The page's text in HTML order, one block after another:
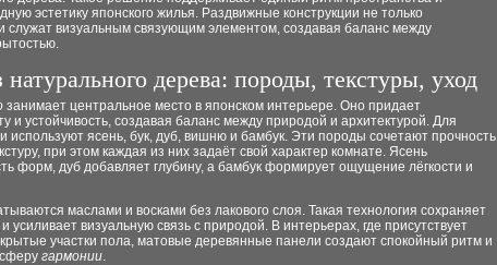
эстетику японского жилья. Раздвижные конструкции не только
служат визуальным связующим элементом, создавая баланс между
дерева: породы, текстуры, уход
занимает центральное место в японском интерьере. Оно придает
и устойчивость, создавая баланс между природой и архитектурой. Для
используют ясень, бук, дуб, вишню и бамбук. Эти породы сочетают прочность
при этом каждая из них задаёт свой характер комнате. Ясень
форм, дуб добавляет глубину, а бамбук формирует ощущение лёгкости и
маслами и восками без лакового слоя. Такая технология сохраняет
усиливает визуальную связь с природой. В интерьерах, где присутствует
участки пола, матовые деревянные панели создают спокойный ритм и
гармонии.